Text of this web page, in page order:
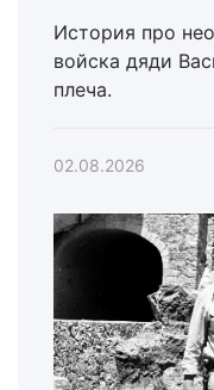
История про
войска дяди
плеча.
02.08.2026